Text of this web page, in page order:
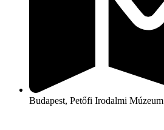
Budapest, Petőfi Irodalmi Múzeum